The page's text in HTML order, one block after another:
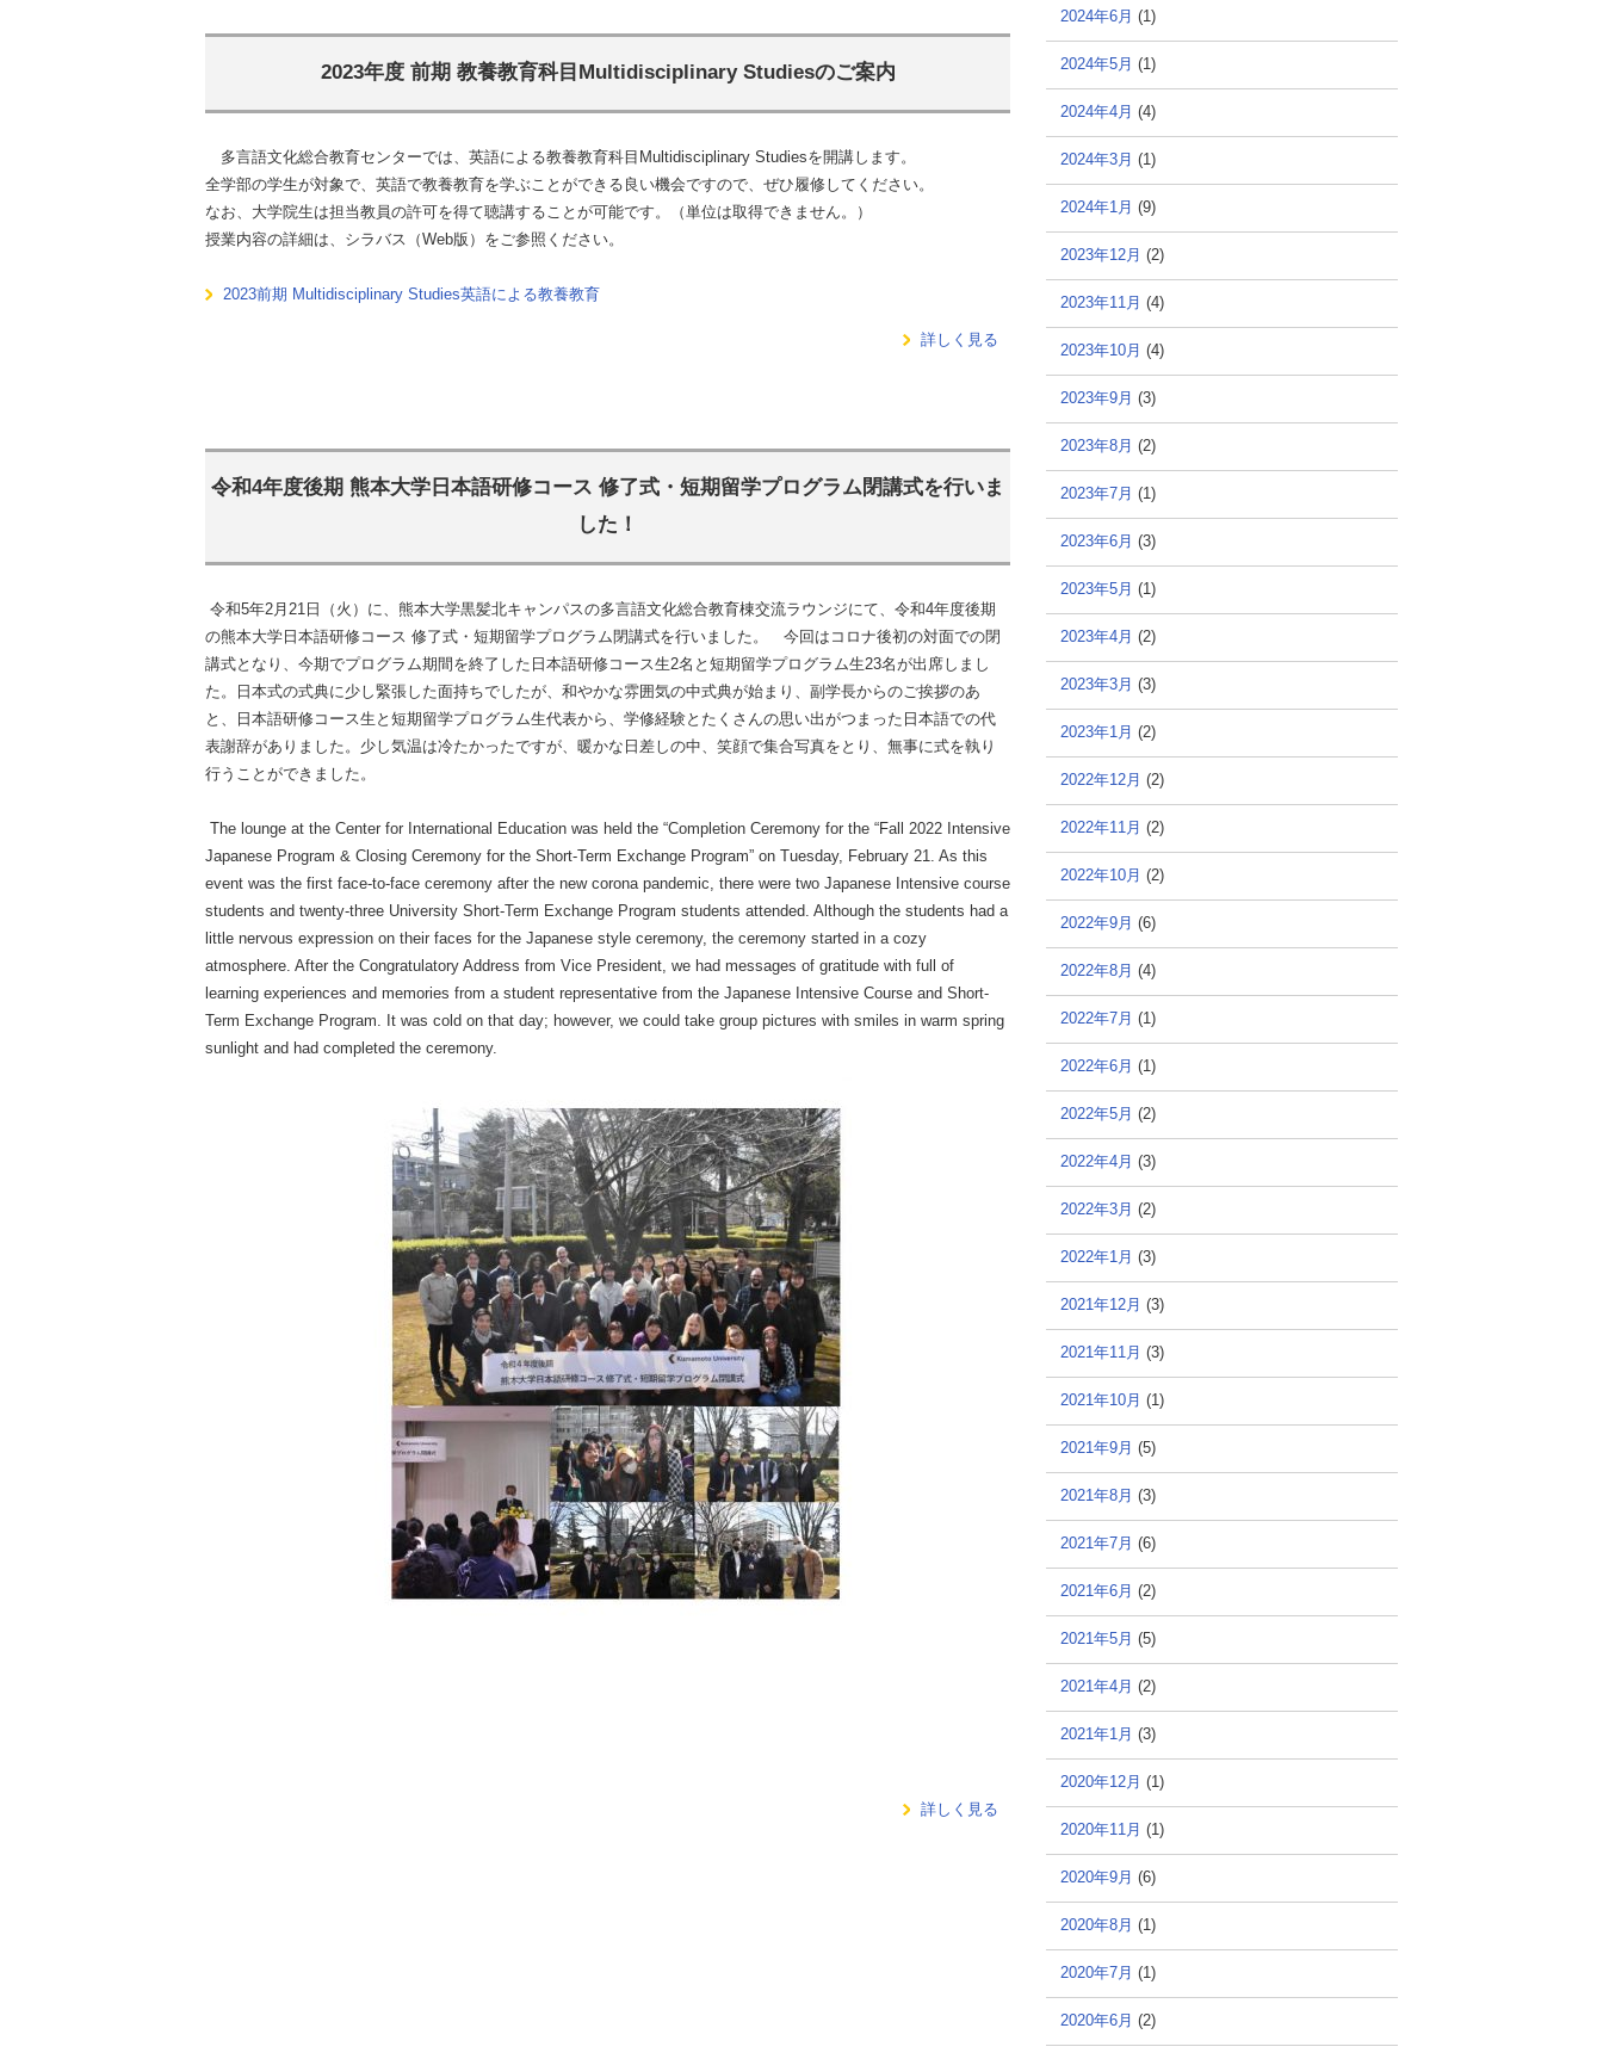
2023年度 前期 教養教育科目Multidisciplinary Studiesのご案内
多言語文化総合教育センターでは、英語による教養教育科目Multidisciplinary Studiesを開講します。
全学部の学生が対象で、英語で教養教育を学ぶことができる良い機会ですので、ぜひ履修してください。
なお、大学院生は担当教員の許可を得て聴講することが可能です。（単位は取得できません。）
授業内容の詳細は、シラバス（Web版）をご参照ください。
2023前期 Multidisciplinary Studies英語による教養教育
詳しく見る
令和4年度後期 熊本大学日本語研修コース 修了式・短期留学プログラム閉講式を行いま
した！
令和5年2月21日（火）に、熊本大学黒髪北キャンパスの多言語文化総合教育棟交流ラウンジにて、令和4年度後期
の熊本大学日本語研修コース 修了式・短期留学プログラム閉講式を行いました。 今回はコロナ後初の対面での閉
講式となり、今期でプログラム期間を終了した日本語研修コース生2名と短期留学プログラム生23名が出席しまし
た。日本式の式典に少し緊張した面持ちでしたが、和やかな雰囲気の中式典が始まり、副学長からのご挨拶のあ
と、日本語研修コース生と短期留学プログラム生代表から、学修経験とたくさんの思い出がつまった日本語での代
表謝辞がありました。少し気温は冷たかったですが、暖かな日差しの中、笑顔で集合写真をとり、無事に式を執り
行うことができました。
The lounge at the Center for International Education was held the “Completion Ceremony for the “Fall 2022 Intensive
Japanese Program & Closing Ceremony for the Short-Term Exchange Program” on Tuesday, February 21. As this
event was the first face-to-face ceremony after the new corona pandemic, there were two Japanese Intensive course
students and twenty-three University Short-Term Exchange Program students attended. Although the students had a
little nervous expression on their faces for the Japanese style ceremony, the ceremony started in a cozy
atmosphere. After the Congratulatory Address from Vice President, we had messages of gratitude with full of
learning experiences and memories from a student representative from the Japanese Intensive Course and Short-
Term Exchange Program. It was cold on that day; however, we could take group pictures with smiles in warm spring
sunlight and had completed the ceremony.
詳しく見る
2024年6月 (1)
2024年5月 (1)
2024年4月 (4)
2024年3月 (1)
2024年1月 (9)
2023年12月 (2)
2023年11月 (4)
2023年10月 (4)
2023年9月 (3)
2023年8月 (2)
2023年7月 (1)
2023年6月 (3)
2023年5月 (1)
2023年4月 (2)
2023年3月 (3)
2023年1月 (2)
2022年12月 (2)
2022年11月 (2)
2022年10月 (2)
2022年9月 (6)
2022年8月 (4)
2022年7月 (1)
2022年6月 (1)
2022年5月 (2)
2022年4月 (3)
2022年3月 (2)
2022年1月 (3)
2021年12月 (3)
2021年11月 (3)
2021年10月 (1)
2021年9月 (5)
2021年8月 (3)
2021年7月 (6)
2021年6月 (2)
2021年5月 (5)
2021年4月 (2)
2021年1月 (3)
2020年12月 (1)
2020年11月 (1)
2020年9月 (6)
2020年8月 (1)
2020年7月 (1)
2020年6月 (2)